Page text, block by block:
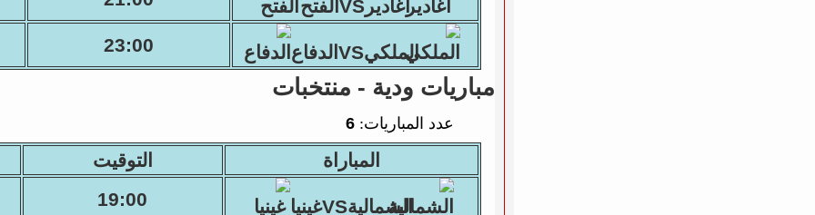
اغاديرVSالفتح
الملكيVSالدفاع 23:00
مباريات ودية - منتخبات
عدد المباريات: 6
المباراة التوقيت
الشماليةVSغينيا 19:00